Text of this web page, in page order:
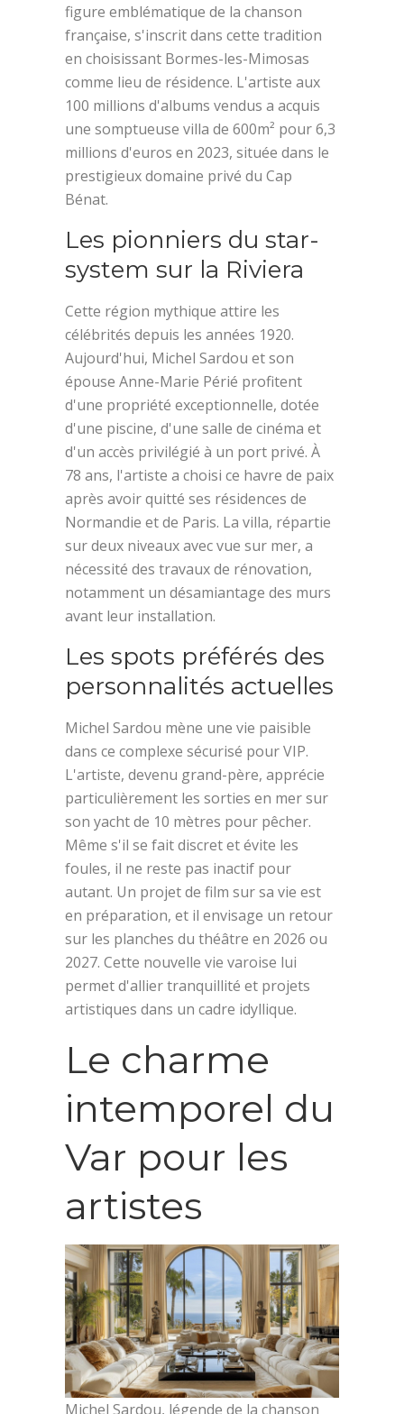
figure emblématique de la chanson
française, s'inscrit dans cette tradition
en choisissant Bormes-les-Mimosas
comme lieu de résidence. L'artiste aux
100 millions d'albums vendus a acquis
une somptueuse villa de 600m² pour 6,3
millions d'euros en 2023, située dans le
prestigieux domaine privé du Cap
Bénat.
Les pionniers du star-
system sur la Riviera
Cette région mythique attire les
célébrités depuis les années 1920.
Aujourd'hui, Michel Sardou et son
épouse Anne-Marie Périé profitent
d'une propriété exceptionnelle, dotée
d'une piscine, d'une salle de cinéma et
d'un accès privilégié à un port privé. À
78 ans, l'artiste a choisi ce havre de paix
après avoir quitté ses résidences de
Normandie et de Paris. La villa, répartie
sur deux niveaux avec vue sur mer, a
nécessité des travaux de rénovation,
notamment un désamiantage des murs
avant leur installation.
Les spots préférés des
personnalités actuelles
Michel Sardou mène une vie paisible
dans ce complexe sécurisé pour VIP.
L'artiste, devenu grand-père, apprécie
particulièrement les sorties en mer sur
son yacht de 10 mètres pour pêcher.
Même s'il se fait discret et évite les
foules, il ne reste pas inactif pour
autant. Un projet de film sur sa vie est
en préparation, et il envisage un retour
sur les planches du théâtre en 2026 ou
2027. Cette nouvelle vie varoise lui
permet d'allier tranquillité et projets
artistiques dans un cadre idyllique.
Le charme
intemporel du
Var pour les
artistes
Michel Sardou, légende de la chanson